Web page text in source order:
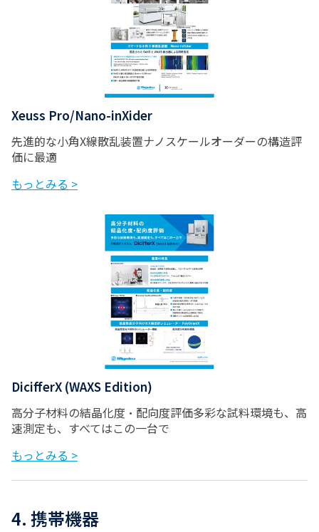
Xeuss Pro/Nano-inXider
先進的な小角X線散乱装置ナノスケールオーダーの構造評
価に最適
もっとみる >
DicifferX (WAXS Edition)
高分子材料の結晶化度・配向度評価多彩な試料環境も、高
速測定も、すべてはこの一台で
もっとみる >
4. 携帯機器